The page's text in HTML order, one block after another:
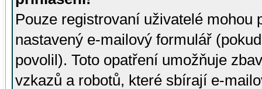
Pouze registrovaní uživatelé mohou
nastavený e-mailový formulář
povolil). Toto opatření umožňuje
vzkazů a robotů, které sbírají e-